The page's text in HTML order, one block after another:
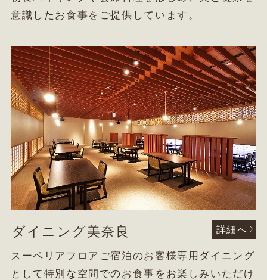
意識したお食事をご提供しています。
ダイニング美奈良 詳細へ
スーペリアフロアご宿泊のお客様専用ダイニング
として特別な空間でのお食事をお楽しみいただけ